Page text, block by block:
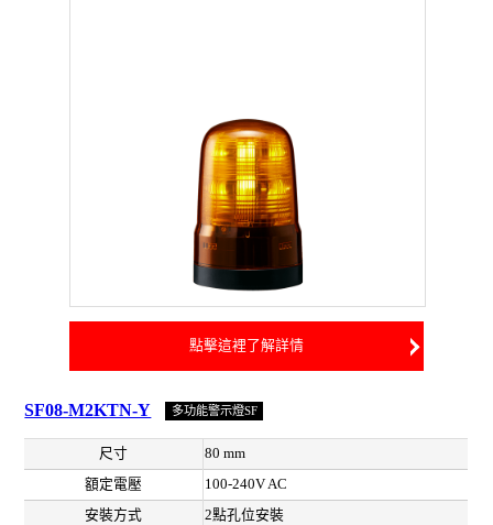
點擊這裡了解詳情
SF08-M2KTN-Y 多功能警示燈SF
尺寸
80 mm
額定電壓
100-240V AC
安裝方式
2點孔位安裝